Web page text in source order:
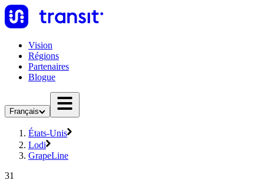
Vision
Régions
Partenaires
Blogue
Français
États-Unis
Lodi
GrapeLine
31